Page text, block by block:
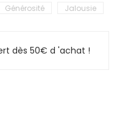
Générosité
Jalousie
dès 50€ d 'achat !